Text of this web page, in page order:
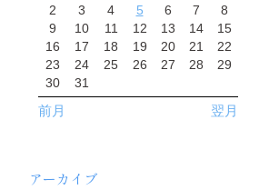
2
3 4 5 6 7
8
9
10 11 12 13 14
15
16
17 18 19 20 21
22
23
24 25 26 27 28
29
30
31
前月 翌月
アーカイブ